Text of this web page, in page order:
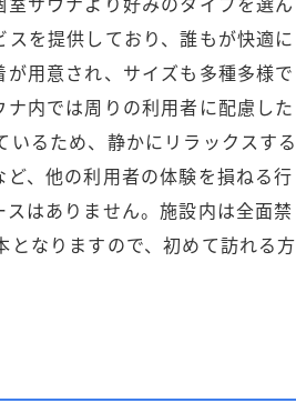
サウナより好みのタイプを選ん
を提供しており、誰もが快適に
用意され、サイズも多種多様で
内では周りの利用者に配慮した
るため、静かにリラックスする
、他の利用者の体験を損ねる行
はありません。施設内は全面禁
となりますので、初めて訪れる方